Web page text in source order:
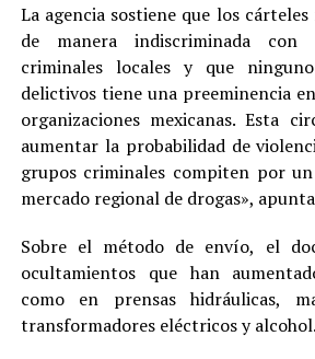
La agencia sostiene que los
de manera indiscriminada con
criminales locales y que
delictivos tiene una preeminencia
organizaciones mexicanas. Esta
aumentar la probabilidad de
grupos criminales compiten por
mercado regional de drogas»,
Sobre el método de envío, el
ocultamientos que han
como en prensas hidráulicas,
transformadores eléctricos y alcohol.